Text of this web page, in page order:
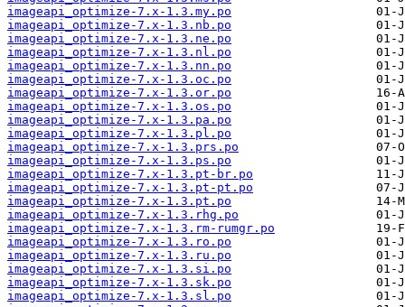
imageapi_optimize-7.x-1.3.my.po
imageapi_optimize-7.x-1.3.nb.po
imageapi_optimize-7.x-1.3.ne.po
imageapi_optimize-7.x-1.3.nl.po
imageapi_optimize-7.x-1.3.nn.po
imageapi_optimize-7.x-1.3.oc.po
imageapi_optimize-7.x-1.3.or.po
imageapi_optimize-7.x-1.3.os.po
imageapi_optimize-7.x-1.3.pa.po
imageapi_optimize-7.x-1.3.pl.po
imageapi_optimize-7.x-1.3.prs.po
imageapi_optimize-7.x-1.3.ps.po
imageapi_optimize-7.x-1.3.pt-br.po
imageapi_optimize-7.x-1.3.pt-pt.po
imageapi_optimize-7.x-1.3.pt.po
imageapi_optimize-7.x-1.3.rhg.po
imageapi_optimize-7.x-1.3.rm-rumgr.po
imageapi_optimize-7.x-1.3.ro.po
imageapi_optimize-7.x-1.3.ru.po
imageapi_optimize-7.x-1.3.si.po
imageapi_optimize-7.x-1.3.sk.po
imageapi_optimize-7.x-1.3.sl.po